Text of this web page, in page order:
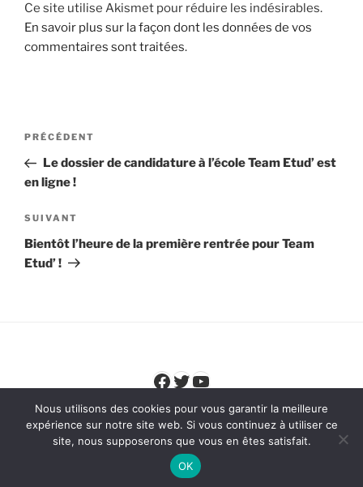
Ce site utilise Akismet pour réduire les indésirables.
En savoir plus sur la façon dont les données de vos
commentaires sont traitées.
Navigation
l’article
Article
précédent
PRÉCÉDENT
Le dossier de candidature à l’école Team Etud’ est
en ligne !
Article
suivant
SUIVANT
Bientôt l’heure de la première rentrée pour Team
Etud’ !
Facebook
Twitter
YouTube
Nous utilisons des cookies pour vous garantir la meilleure
expérience sur notre site web. Si vous continuez à utiliser ce
site, nous supposerons que vous en êtes satisfait.
OK